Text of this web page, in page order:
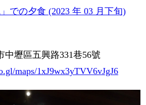
」での夕食 (2023 年 03 月下旬)
中壢區五興路331巷56號
maps/1xJ9wx3yTVV6vJgJ6